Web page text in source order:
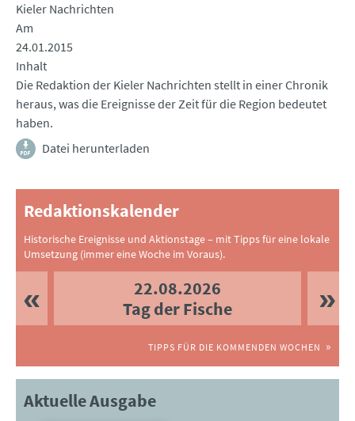
Kieler Nachrichten
Am
24.01.2015
Inhalt
Die Redaktion der Kieler Nachrichten stellt in einer Chronik
heraus, was die Ereignisse der Zeit für die Region bedeutet
haben.
Datei herunterladen
Redaktionskalender
Historische Ereignisse und Aktionstage – mit Tipps für eine lokale
Umsetzung (immer eine Woche im Voraus).
22.08.2026
Tag der Fische
TIPPS FÜR DIE KOMMENDEN WOCHEN
Aktuelle Ausgabe